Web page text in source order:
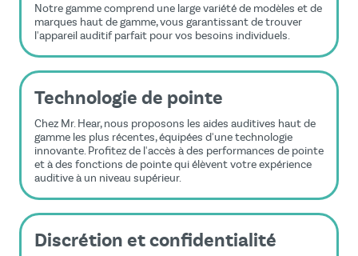
Notre gamme comprend une large variété de modèles et de
marques haut de gamme, vous garantissant de trouver
l'appareil auditif parfait pour vos besoins individuels.
Technologie de pointe
Chez Mr. Hear, nous proposons les aides auditives haut de
gamme les plus récentes, équipées d'une technologie
innovante. Profitez de l'accès à des performances de pointe
et à des fonctions de pointe qui élèvent votre expérience
auditive à un niveau supérieur.
Discrétion et confidentialité